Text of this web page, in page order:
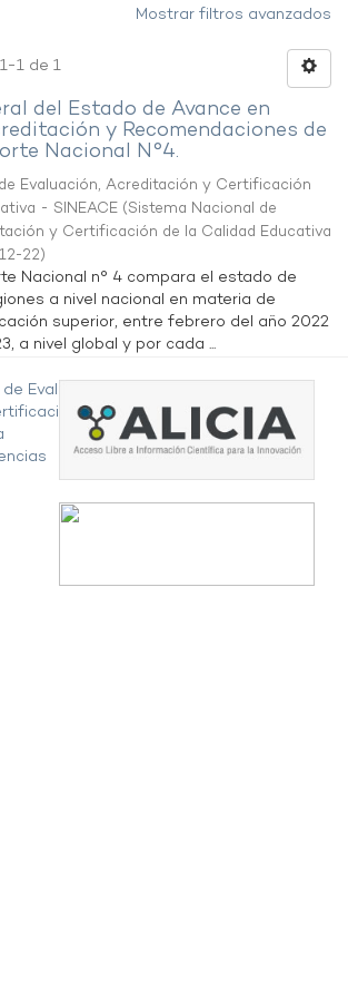
Mostrar filtros avanzados
1 de 1
del Estado de Avance en
y Recomendaciones de
Nacional N°4.
Evaluación, Acreditación y Certificación
- SINEACE (Sistema Nacional de
y Certificación de la Calidad Educativa
22)
Nacional n° 4 compara el estado de
a nivel nacional en materia de
superior, entre febrero del año 2022
a nivel global y por cada ...
Evaluación,
de la